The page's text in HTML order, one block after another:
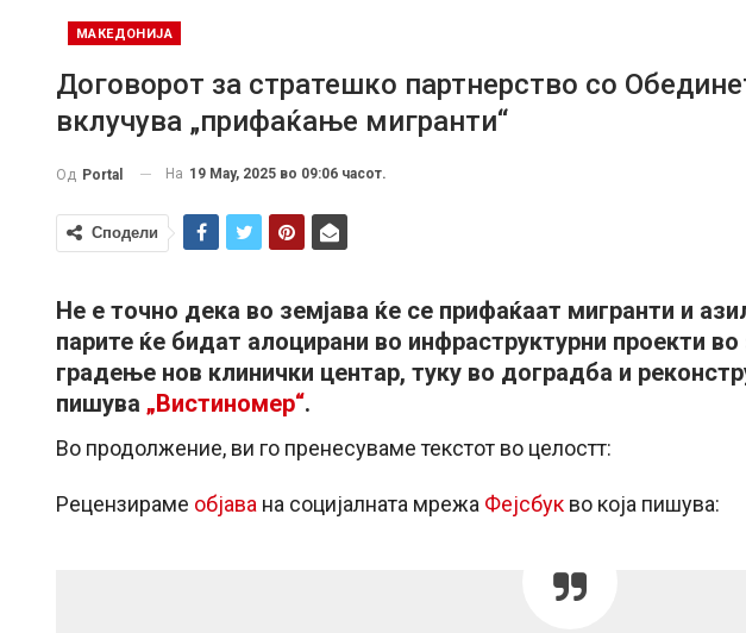
МАКЕДОНИЈА
Договорот за стратешко партнерство со
вклучува „прифаќање мигранти“
Од Portal На 19 May, 2025 во 09:06 часот.
Сподели
Не е точно дека во земјава ќе се прифаќаат мигранти и
парите ќе бидат алоцирани во инфраструктурни проекти
градење нов клинички центар, туку во доградба и
пишува „Вистиномер“.
Во продолжение, ви го пренесуваме текстот во целостт:
Рецензираме објава на социјалната мрежа Фејсбук во која пишува: